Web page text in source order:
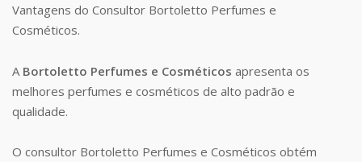
Vantagens do Consultor Bortoletto Perfumes e
Cosméticos.
A Bortoletto Perfumes e Cosméticos apresenta os
melhores perfumes e cosméticos de alto padrão e
qualidade.
O consultor Bortoletto Perfumes e Cosméticos obtém